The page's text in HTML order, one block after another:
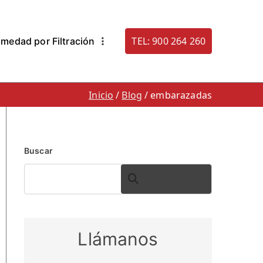
900 264 260
Humestop
por Filtración TEL: 900 264 260
Inicio Blog embarazadas
Buscar
BUSCAR
Llámanos